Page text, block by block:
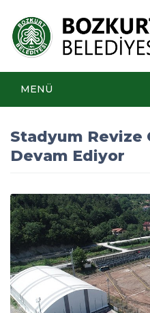
MENÜ
Stadyum Revize
Devam Ediyor